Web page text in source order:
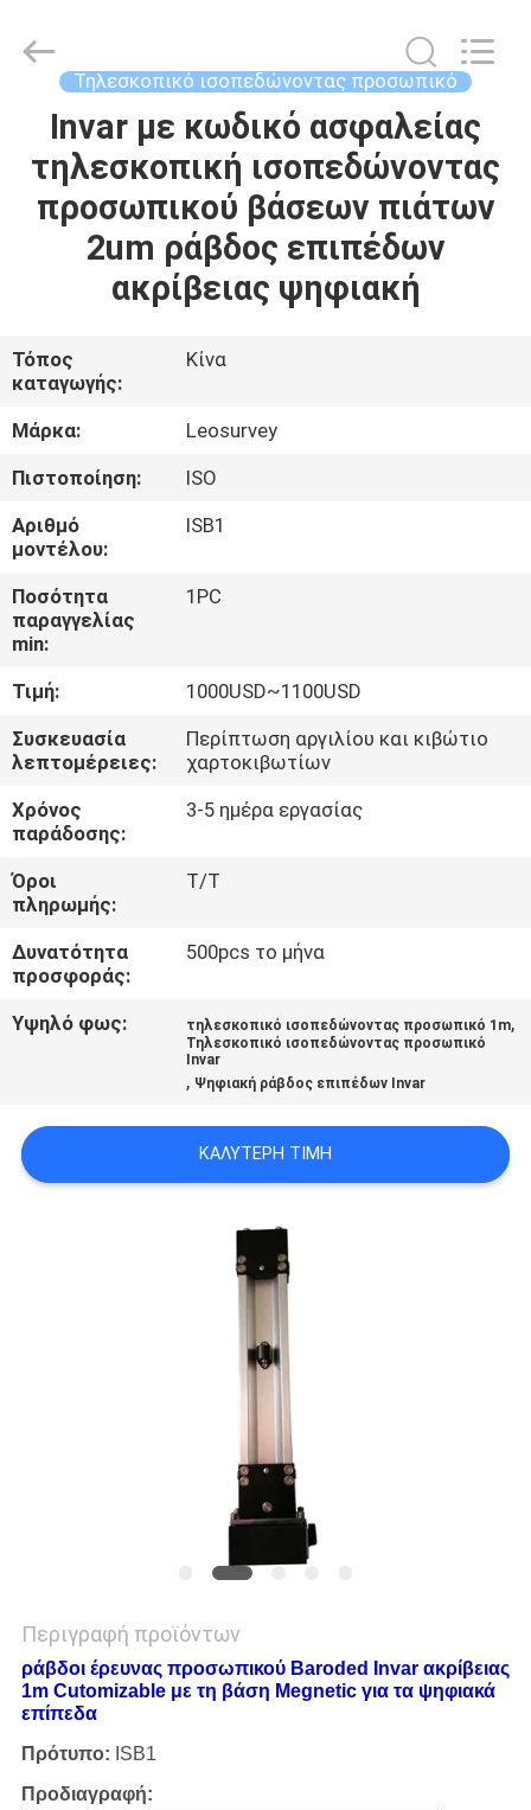
ΣΠΊΤΙ
ΠΡΟΪΌΝΤΑ
ΠΕΡΊΠΟΥ
ΓΎΡΟΣ
ΕΡΓΟΣΤΑΣΊΩΝ
ΠΟΙΟΤΙΚΌΣ
ΈΛΕΓΧΟΣ
ΜΑΣ
ΣΕ
ΕΠΑΦΉ
ΖΗΤΉΣΤΕ
ΈΝΑ
ΑΠΌΣΠΑΣΜΑ
SITEMAP
POLICY
Instrument
Co.,Ltd.
Τηλεσκοπικό ισοπεδώνοντας προσωπικό
Invar με κωδικό ασφαλείας
τηλεσκοπική ισοπεδώνοντας
προσωπικού βάσεων πιάτων
2um ράβδος επιπέδων
ακρίβειας ψηφιακή
Τόπος
καταγωγής:
Κίνα
Μάρκα:
Leosurvey
Πιστοποίηση:
ISO
Αριθμό
μοντέλου:
ISB1
Ποσότητα
παραγγελίας
min:
1PC
Τιμή:
1000USD~1100USD
Συσκευασία
λεπτομέρειες:
Περίπτωση αργιλίου και κιβώτιο
χαρτοκιβωτίων
Χρόνος
παράδοσης:
3-5 ημέρα εργασίας
Όροι
πληρωμής:
T/T
Δυνατότητα
προσφοράς:
500pcs το μήνα
Υψηλό φως: τηλεσκοπικό ισοπεδώνοντας προσωπικό 1m,
Τηλεσκοπικό ισοπεδώνοντας προσωπικό
Invar
, Ψηφιακή ράβδος επιπέδων Invar
ΚΑΛΎΤΕΡΗ ΤΙΜΉ
Περιγραφή προϊόντων
ράβδοι έρευνας προσωπικού Baroded Invar ακρίβειας
1m Cutomizable με τη βάση Megnetic για τα ψηφιακά
επίπεδα
Πρότυπο: ISB1
Προδιαγραφή: